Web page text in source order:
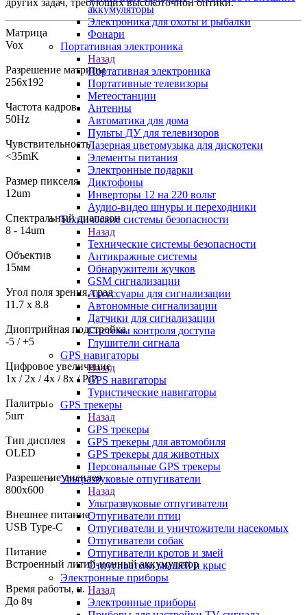
аккумуляторы
Электроника для охоты и рыбалки
Фонари
Портативная электроника
Назад
Портативная электроника
Портативные телевизоры
Метеостанции
Антенны
Автоматика для дома
Пульты ДУ для телевизоров
Лазерная цветомузыка для дискотеки
Элементы питания
Электронные подарки
Диктофоны
Инверторы 12 на 220 вольт
Аудио-видео шнуры и переходники
Технические системы безопасности
Назад
Технические системы безопасности
Антикражные системы
Обнаружители жучков
GSM сигнализации
Аксессуары для сигнализации
Автономные сигнализации
Датчики для сигнализации
Системы контроля доступа
Глушители сигнала
GPS навигаторы
Назад
GPS навигаторы
Туристические навигаторы
GPS трекеры
Назад
GPS трекеры
GPS трекеры для автомобиля
GPS трекеры для животных
Персональные GPS трекеры
Ультразвуковые отпугиватели
Назад
Ультразвуковые отпугиватели
Отпугиватели птиц
Отпугиватели и уничтожители насекомых
Отпугиватели собак
Отпугиватели кротов и змей
Отпугиватели мышей и крыс
Электронные приборы
Назад
Электронные приборы
других задач, требующих высокоточной оптики.
Матрица
Vox
Разрешение матрицы
256x192
Частота кадров
50Hz
Чувствительность
<35mK
Размер пикселя
12um
Спектральный диапазон
8 - 14um
Объектив
15мм
Угол поля зрения, град
11.7 x 8.8
Диоптрийная подстройка
-5 / +5
Цифровое увеличение
1x / 2x / 4x / 8x / PiP
Палитры
5шт
Тип дисплея
OLED
Разрешение дисплея
800x600
Внешнее питание
USB Type-C
Питание
Встроенный литий-ионный аккумулятор
Время работы, ч.
До 8ч